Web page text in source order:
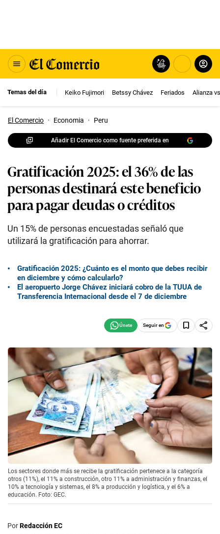
Temas del día Keiko Fujimori Betssy Chávez Feriados Alianza
El Comercio · Economia · Peru
Añadir El Comercio como fuente preferida en
Gratificación 2025: el 36% de las
personas destinará este beneficio
para pagar deudas o créditos
Un 15% de personas encuestadas señaló que
utilizará la gratificación para ahorrar.
Gratificación 2025: ¿Cuánto es el monto que debes recibir
en diciembre y cómo calcularlo?
El aeropuerto Jorge Chávez iniciará cobro de la TUUA de
Transferencia Internacional desde el 7 de diciembre
Seguir en
Los sectores donde más se recibe la gratificación pertenece a la categoría
otros (11%), el 11% a construcción, otro 11% a administración y finanzas, el
10% a tecnología y sistemas, el 8% a producción y logística, y el 6% a
educación. Foto: GEC.
PorRedacción EC